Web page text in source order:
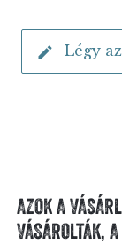
Légy
AZOK A
VÁSÁROLTÁK,